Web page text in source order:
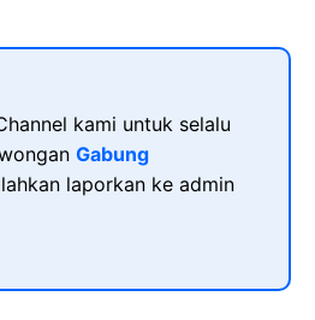
kami untuk selalu
Gabung
laporkan ke admin